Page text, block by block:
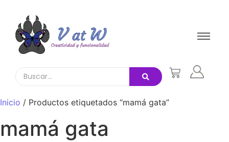
Inicio / Productos etiquetados “mamá gata”
mamá gata